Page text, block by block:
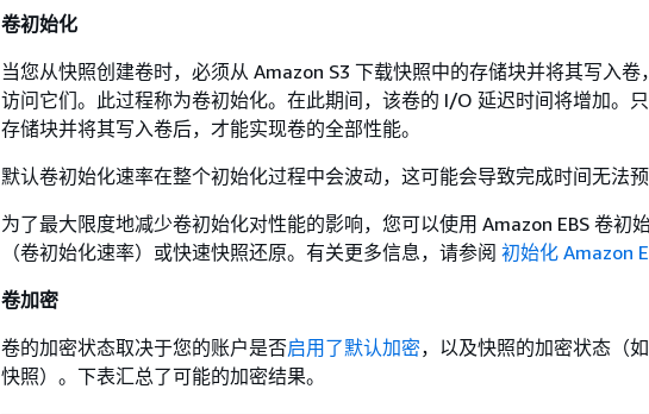
卷初始化
当您从快照创建卷时，必须从 Amazon S3 下载快照中的存储块并将其写入卷
访问它们。此过程称为卷初始化。在此期间，该卷的 I/O 延迟时间将增加。
存储块并将其写入卷后，才能实现卷的全部性能。
默认卷初始化速率在整个初始化过程中会波动，这可能会导致完成时间无法预
为了最大限度地减少卷初始化对性能的影响，您可以使用 Amazon EBS 卷初
（卷初始化速率）或快速快照还原。有关更多信息，请参阅 初始化 Amazon
卷加密
卷的加密状态取决于您的账户是否启用了默认加密，以及快照的加密状态（
快照）。下表汇总了可能的加密结果。